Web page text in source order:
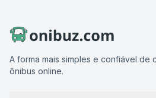
A forma mais simples e confiável de
ônibus online.